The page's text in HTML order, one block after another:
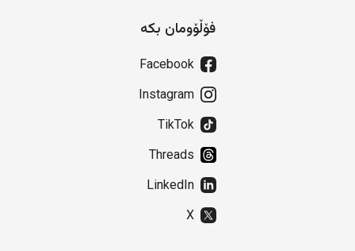
فۆڵۆومان بکە
Facebook
Instagram
TikTok
Threads
LinkedIn
X